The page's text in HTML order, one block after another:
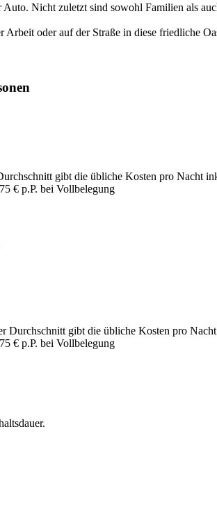
Nicht zuletzt sind sowohl Familien als
Arbeit oder auf der Straße in diese friedliche
gibt die übliche Kosten pro Nacht
€ p.P. bei Vollbelegung
Durchschnitt gibt die übliche Kosten pro
€ p.P. bei Vollbelegung